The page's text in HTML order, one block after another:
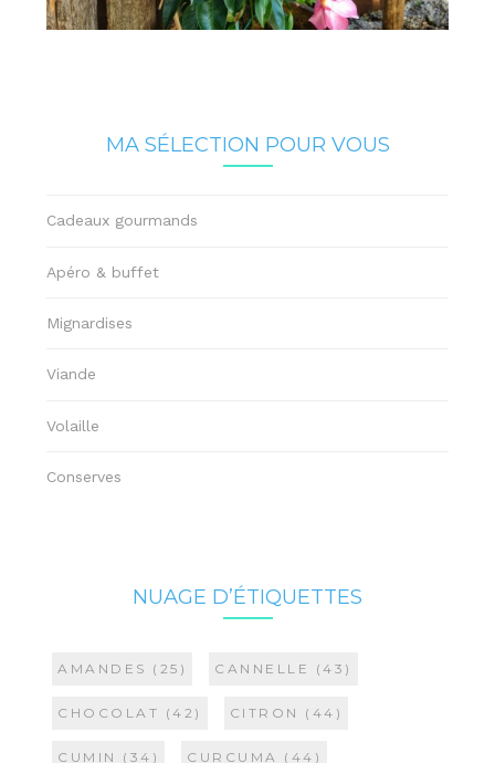
MA SÉLECTION POUR VOUS
Cadeaux gourmands
Apéro & buffet
Mignardises
Viande
Volaille
Conserves
NUAGE D’ÉTIQUETTES
AMANDES (25) CANNELLE (43)
CHOCOLAT (42) CITRON (44)
CUMIN (34) CURCUMA (44)